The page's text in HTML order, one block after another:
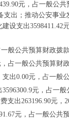
元，占一般公
出；推动公安事业
建设支出
般公共预算财政拨
占一般公共预算财
出0.00元，占一般
元，占一
支出263196.90元，
元，占一般公共